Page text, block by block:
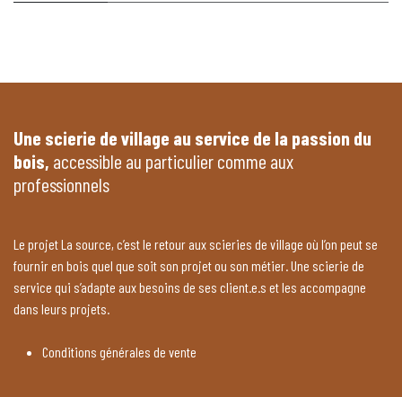
Une scierie de village au service de la passion du
bois, accessible au particulier comme aux
professionnels
Le projet La source, c’est le retour aux scieries de village où l’on peut se
fournir en bois quel que soit son projet ou son métier. Une scierie de
service qui s’adapte aux besoins de ses client.e.s et les accompagne
dans leurs projets.
Conditions générales de vente